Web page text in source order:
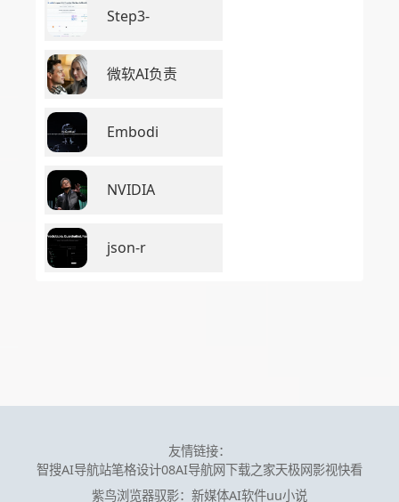
Step3-
微软AI负责
Embodi
NVIDIA
json-r
友情链接：
智搜AI导航站笔格设计08AI导航网下载之家天极网影视快看
紫鸟浏览器驭影：新媒体AI软件uu小说